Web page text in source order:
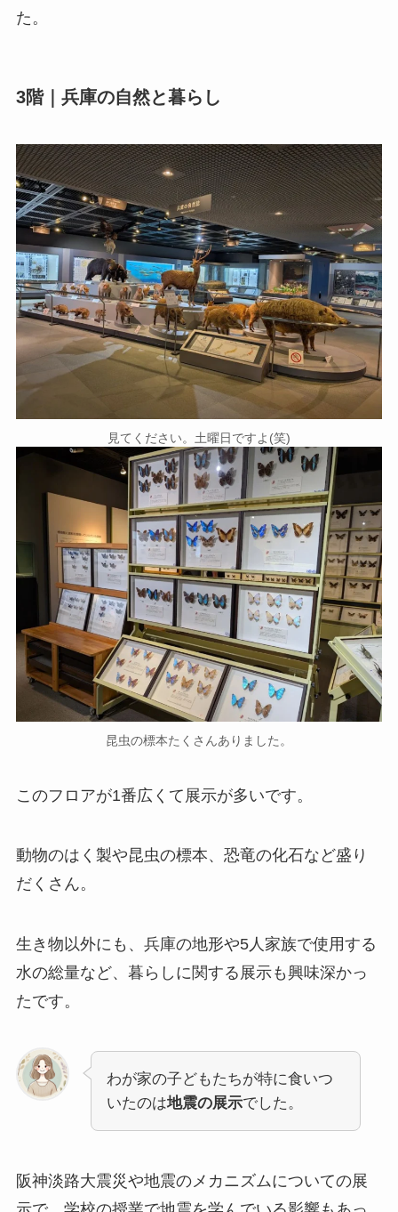
た。
3階｜兵庫の自然と暮らし
見てください。土曜日ですよ(笑)
昆虫の標本たくさんありました。
このフロアが1番広くて展示が多いです。
動物のはく製や昆虫の標本、恐竜の化石など盛り
だくさん。
生き物以外にも、兵庫の地形や5人家族で使用する
水の総量など、暮らしに関する展示も興味深かっ
たです。
わが家の子どもたちが特に食いつ
いたのは地震の展示でした。
阪神淡路大震災や地震のメカニズムについての展